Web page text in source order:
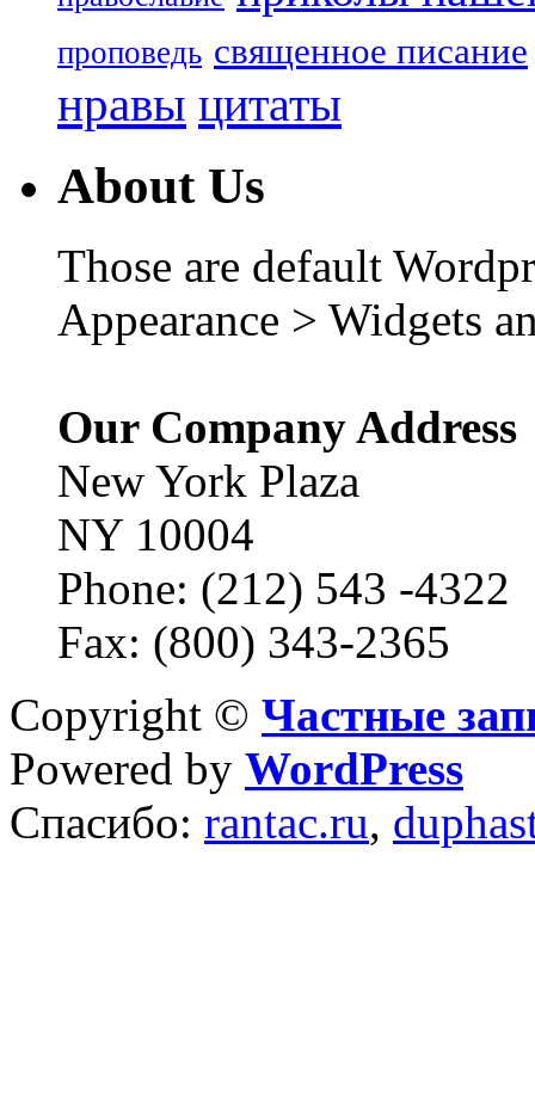
проповедь священное писание
нравы цитаты
About Us
Those are default
Appearance > Widgets
Our Company Address
New York Plaza
NY 10004
Phone: (212) 543 -4322
Fax: (800) 343-2365
Copyright © Частные
Powered by WordPress
Спасибо: rantac.ru,